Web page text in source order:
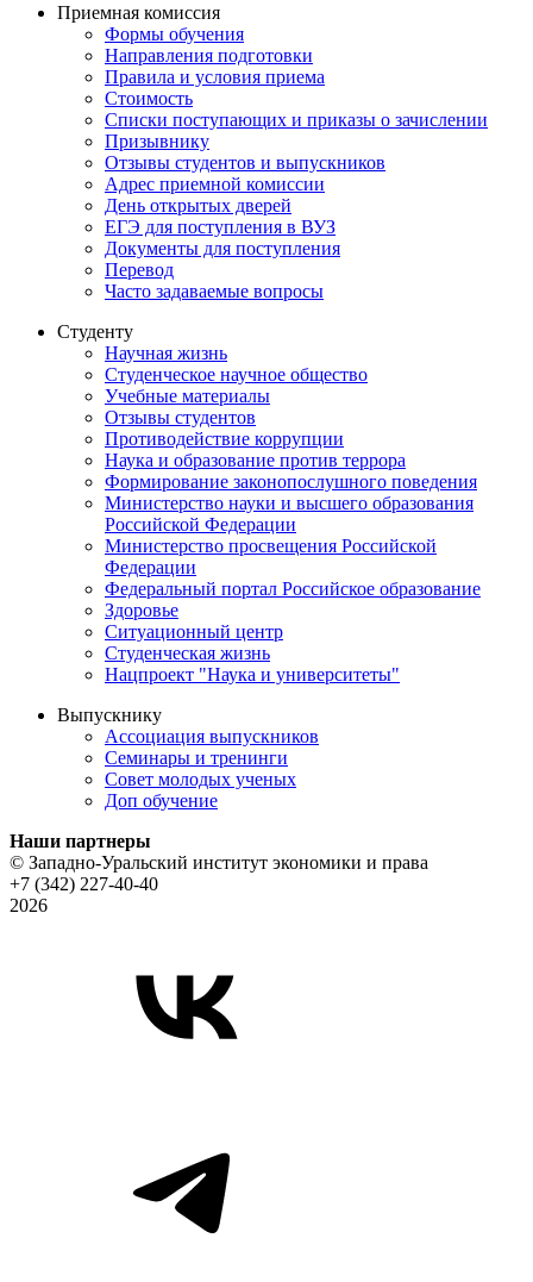
Приемная комиссия
Формы обучения
Направления подготовки
Правила и условия приема
Стоимость
Списки поступающих и приказы о зачислении
Призывнику
Отзывы студентов и выпускников
Адрес приемной комиссии
День открытых дверей
ЕГЭ для поступления в ВУЗ
Документы для поступления
Перевод
Часто задаваемые вопросы
Студенту
Научная жизнь
Студенческое научное общество
Учебные материалы
Отзывы студентов
Противодействие коррупции
Наука и образование против террора
Формирование законопослушного поведения
Министерство науки и высшего образования
Российской Федерации
Министерство просвещения Российской
Федерации
Федеральный портал Российское образование
Здоровье
Ситуационный центр
Студенческая жизнь
Нацпроект "Наука и университеты"
Выпускнику
Ассоциация выпускников
Семинары и тренинги
Совет молодых ученых
Доп обучение
Наши партнеры
© Западно-Уральский институт экономики и права
+7 (342) 227-40-40
2026